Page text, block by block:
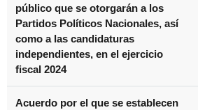
público que se otorgarán a los
Partidos Políticos Nacionales, así
como a las candidaturas
independientes, en el ejercicio
fiscal 2024
Acuerdo por el que se establecen